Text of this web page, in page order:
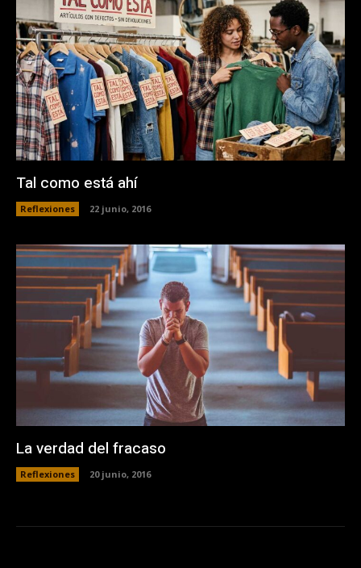
Tal como está ahí
Reflexiones 22 junio, 2016
La verdad del fracaso
Reflexiones 20 junio, 2016